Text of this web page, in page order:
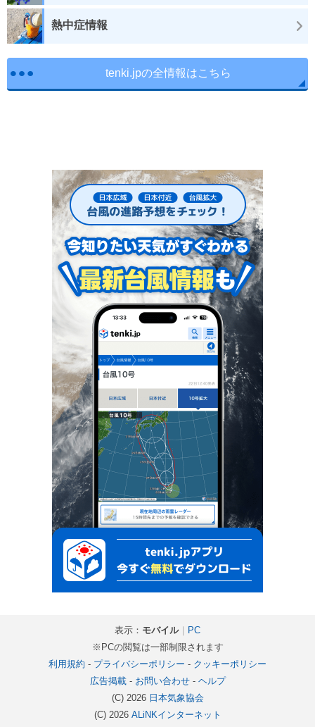
熱中症情報
tenki.jpの全情報はこちら
表示： モバイル｜
PC
※PCの閲覧は一部制限されます
利用規約 - プライバシーポリシー - クッキーポリシー
広告掲載- お問い合わせ- ヘルプ
(C) 2026 日本気象協会
(C) 2026 ALiNKインターネット